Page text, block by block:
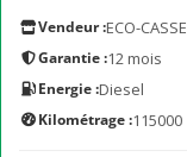
Vendeur :ECO-CASSE
Garantie :12 mois
Energie :Diesel
Kilométrage :115000